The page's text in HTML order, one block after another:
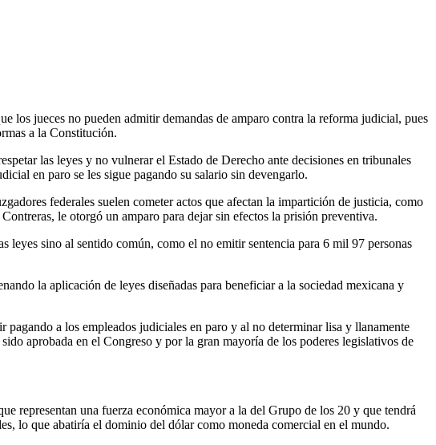
los jueces no pueden admitir demandas de amparo contra la reforma judicial, pues
a la Constitución.
las leyes y no vulnerar el Estado de Derecho ante decisiones en tribunales
en paro se les sigue pagando su salario sin devengarlo.
federales suelen cometer actos que afectan la impartición de justicia, como
le otorgó un amparo para dejar sin efectos la prisión preventiva.
leyes sino al sentido común, como el no emitir sentencia para 6 mil 97 personas
la aplicación de leyes diseñadas para beneficiar a la sociedad mexicana y
a los empleados judiciales en paro y al no determinar lisa y llanamente
aprobada en el Congreso y por la gran mayoría de los poderes legislativos de
representan una fuerza económica mayor a la del Grupo de los 20 y que tendrá
lo que abatiría el dominio del dólar como moneda comercial en el mundo.